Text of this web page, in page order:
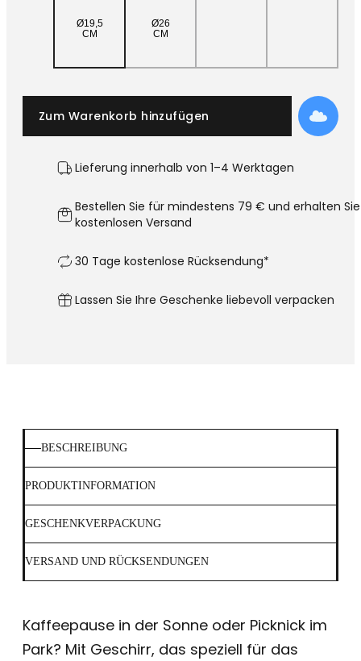
Ø19,5
CM
Ø26
CM
Zum Warenkorb hinzufügen
Lieferung innerhalb von 1–4 Werktagen
Bestellen Sie für mindestens 79 € und erhalten Sie
kostenlosen Versand
30 Tage kostenlose Rücksendung*
Lassen Sie Ihre Geschenke liebevoll verpacken
BESCHREIBUNG
PRODUKTINFORMATION
GESCHENKVERPACKUNG
VERSAND UND RÜCKSENDUNGEN
Kaffeepause in der Sonne oder Picknick im
Park? Mit Geschirr, das speziell für das